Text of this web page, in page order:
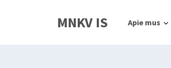
MNKV IS Apie mus